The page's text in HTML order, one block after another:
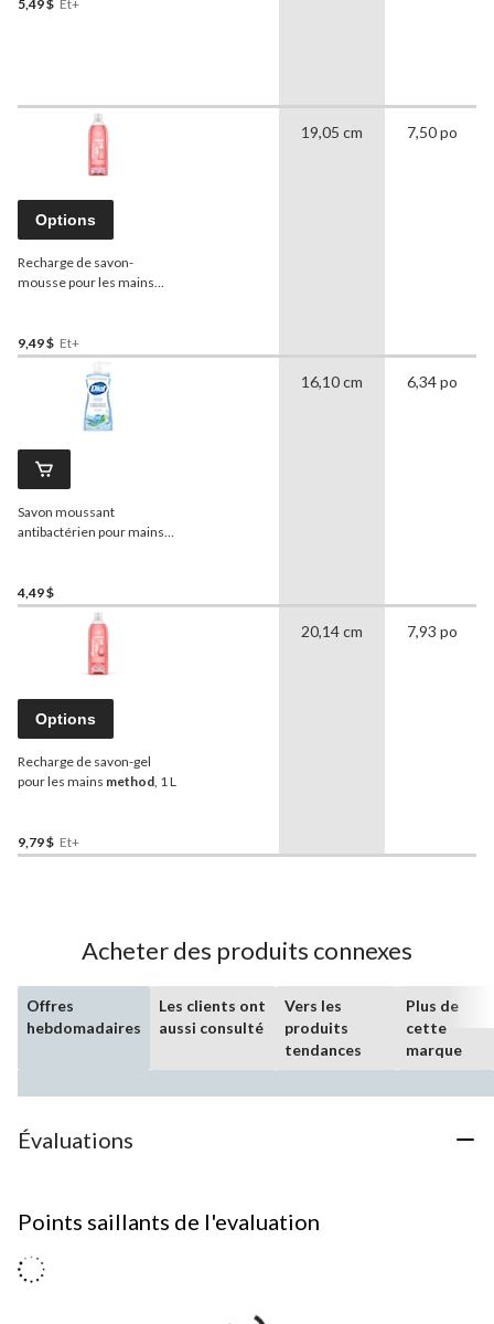
5,49 $ Et+
Options
Recharge de savon-
mousse pour les mains
9,49 $ Et+
19,05 cm 7,50 po
Savon moussant
antibactérien pour mains
4,49 $
16,10 cm 6,34 po
Options
Recharge de savon-gel
pour les mains method , 1 L
9,79 $ Et+
20,14 cm 7,93 po
Acheter des produits connexes
Offres
hebdomadaires
Les clients ont
aussi consulté
Vers les
produits
tendances
Plus de
cette
marque
Évaluations
Points saillants de l'evaluation